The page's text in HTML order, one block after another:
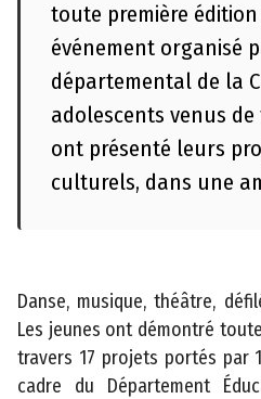
toute première édition
événement organisé
départemental de la
adolescents venus
ont présenté leurs
culturels, dans une
Danse, musique, théâtre,
Les jeunes ont démontré
travers 17 projets portés par
cadre du Département